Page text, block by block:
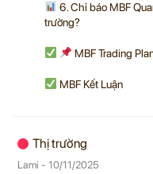
6. Chỉ báo MBF
trường?
MBF Trading
MBF Kết Luận
Thị trường
Lami - 10/11/2025